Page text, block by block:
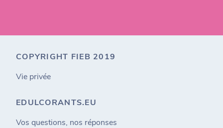
COPYRIGHT FIEB 2019
Vie privée
EDULCORANTS.EU
Vos questions, nos réponses